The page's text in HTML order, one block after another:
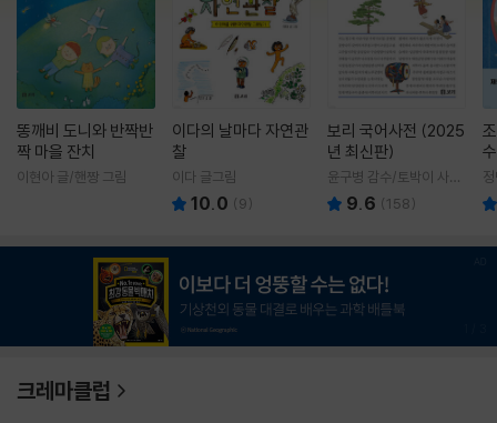
똥깨비 도니와 반짝반
짝 마을 잔치
이현아 글/핸짱 그림
이다의 날마다 자연관
찰
이다 글그림
10.0 (9)
보리 국어사전 (2025
년 최신판)
윤구병 감수/토박이 사전
편찬실 편
9.6 (158)
크레마클럽